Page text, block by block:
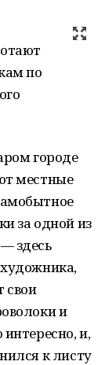
по
городе
местные
за одной из
здесь
свои
и
и,
к листу